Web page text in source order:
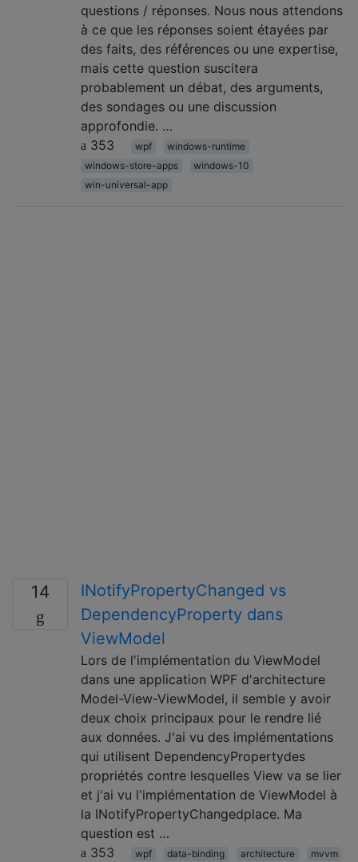
questions / réponses. Nous nous attendons
à ce que les réponses soient étayées par
des faits, des références ou une expertise,
mais cette question suscitera
probablement un débat, des arguments,
des sondages ou une discussion
approfondie. …
353
wpf
windows-runtime
windows-store-apps
windows-10
win-universal-app
14
INotifyPropertyChanged vs
DependencyProperty dans
ViewModel
Lors de l'implémentation du ViewModel
dans une application WPF d'architecture
Model-View-ViewModel, il semble y avoir
deux choix principaux pour le rendre lié
aux données. J'ai vu des implémentations
qui utilisent DependencyPropertydes
propriétés contre lesquelles View va se lier
et j'ai vu l'implémentation de ViewModel à
la INotifyPropertyChangedplace. Ma
question est …
353
wpf data-binding architecture
mvvm